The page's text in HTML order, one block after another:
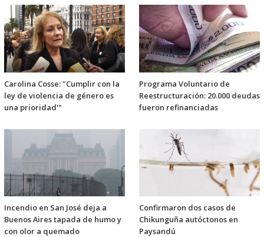
Carolina Cosse: "Cumplir con la
ley de violencia de género es
una prioridad'"
Programa Voluntario de
Reestructuración: 20.000 deudas
fueron refinanciadas
Incendio en San José deja a
Buenos Aires tapada de humo y
con olor a quemado
Confirmaron dos casos de
Chikunguña autóctonos en
Paysandú